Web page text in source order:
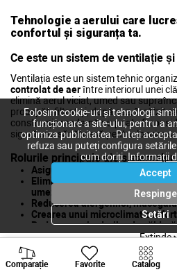
Tehnologie a aerului care
confortul și siguranța ta.
Ce este un sistem de ventilație
Ventilația este un sistem tehnic
controlat de aerîntre interiorul unei
elimină aerul viciat, umed sau
proaspăt, filtrat și, după caz, încălzit
construcție modernă nu poate fi
sigură sau sănătoasă pentru locuire
Rolurile principale ale
Asigurarea aportului constant de
Eliminarea dioxidului de carbon,
umezelii și poluanților
Reducerea alergenilor,
Crearea unui microclimat
Reducerea pierderilor de
recuperatorilor
Clasificarea ventilației după tip:
Extinde
Comparație Favorite Catalog
Folosim cookie-uri și tehnologii
funcționare a site-ului, pentru a
optimiza publicitatea. Puteți
refuza sau puteți configura
cum doriți.Informații
Accept
Respinge
Setări